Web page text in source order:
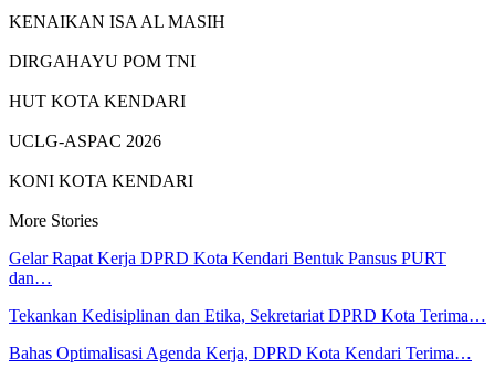
KENAIKAN ISA AL MASIH
DIRGAHAYU POM TNI
HUT KOTA KENDARI
UCLG-ASPAC 2026
KONI KOTA KENDARI
More Stories
Gelar Rapat Kerja DPRD Kota Kendari Bentuk Pansus PURT
dan…
Tekankan Kedisiplinan dan Etika, Sekretariat DPRD Kota Terima…
Bahas Optimalisasi Agenda Kerja, DPRD Kota Kendari Terima…